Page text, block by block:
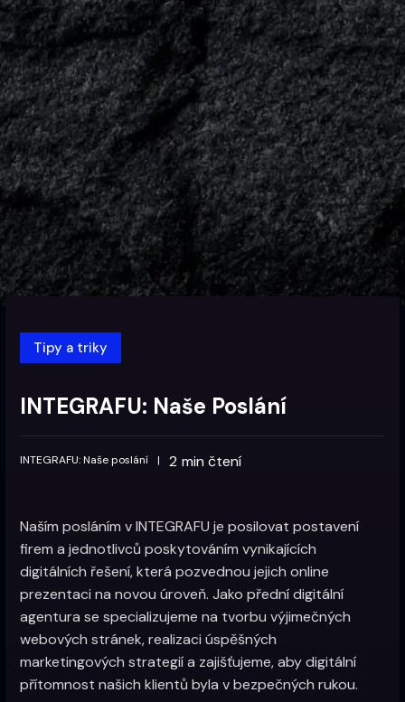
Tipy a triky
INTEGRAFU: Naše Poslání
INTEGRAFU: Naše poslání | 2 min čtení
Naším posláním v INTEGRAFU je posilovat postavení
firem a jednotlivců poskytováním vynikajících
digitálních řešení, která pozvednou jejich online
prezentaci na novou úroveň. Jako přední digitální
agentura se specializujeme na tvorbu výjimečných
webových stránek, realizaci úspěšných
marketingových strategií a zajišťujeme, aby digitální
přítomnost našich klientů byla v bezpečných rukou.